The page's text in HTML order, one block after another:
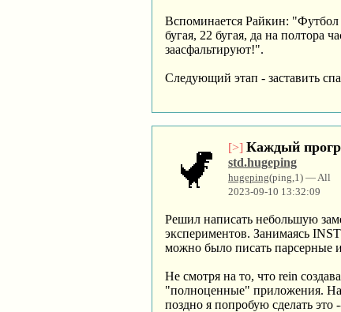
Вспоминается Райкин:
бугая, 22 бугая, да на полтора
заасфальтируют!".
Следующий этап - заставить
[>] Каждый
std.hugeping
hugeping(ping,1) — All
2023-09-10 13:32:09
Решил написать небольшую
экспериментов. Занимаясь
можно было писать парсерные
Не смотря на то, что rein
"полноценные" приложения.
поздно я попробую сделать это